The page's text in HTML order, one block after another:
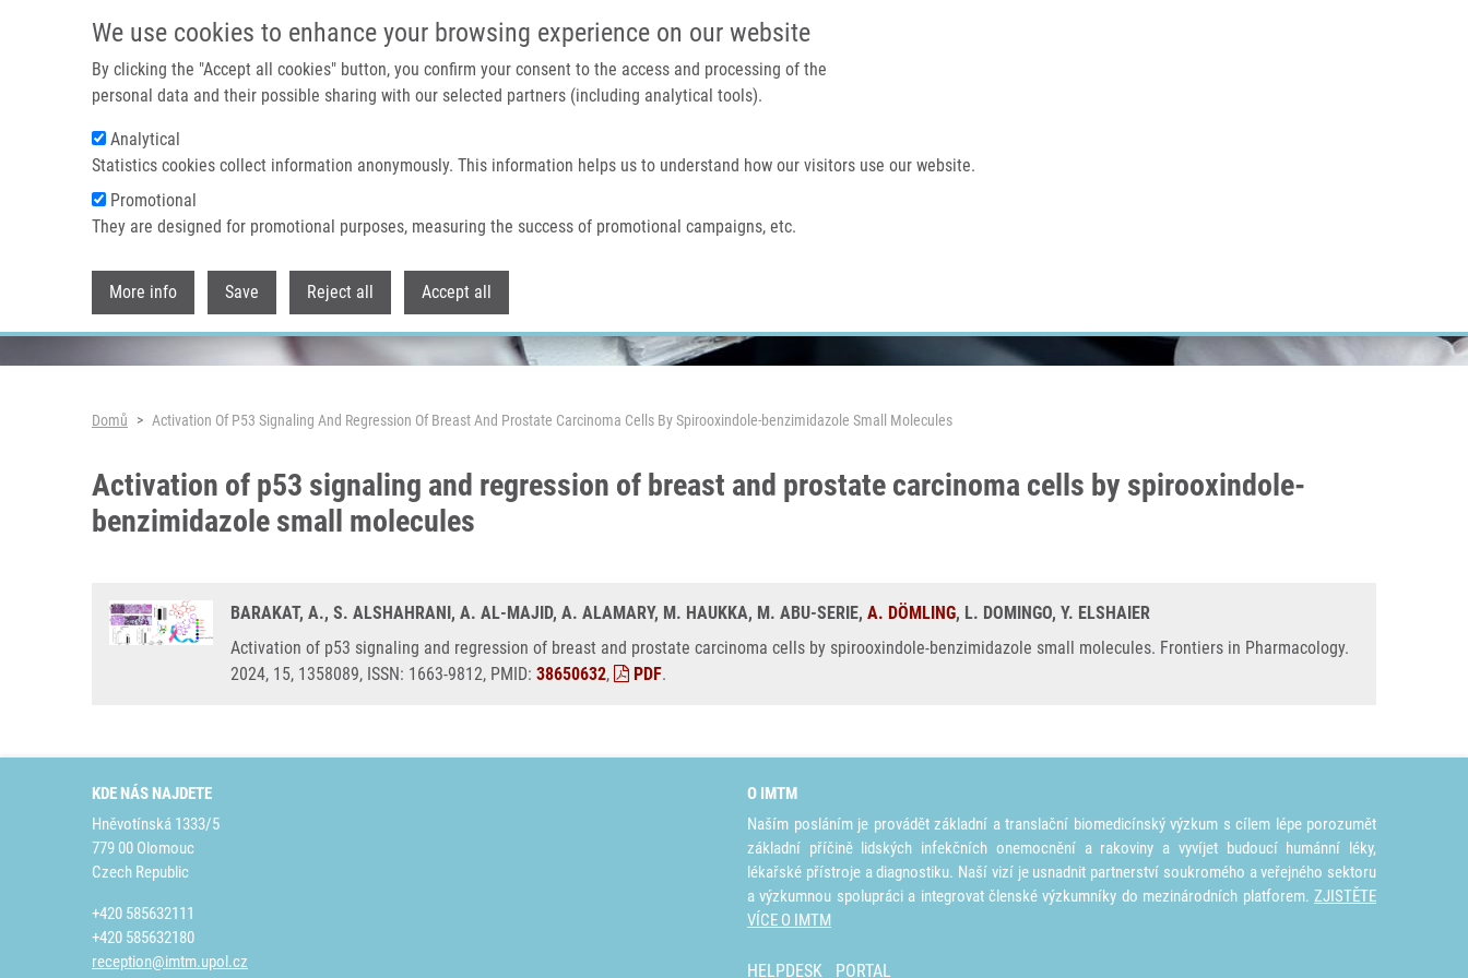
We use cookies to enhance your browsing experience on our website
By clicking the "Accept all cookies" button, you confirm your consent to the access and processing of the
personal data and their possible sharing with our selected partners (including analytical tools).
Analytical
Statistics cookies collect information anonymously. This information helps us to understand how our visitors use our website.
Promotional
They are designed for promotional purposes, measuring the success of promotional campaigns, etc.
More info Save Reject all Accept all
IMTM PORTÁL
Domů O nás
Header image
Drobečková navigace
Domů Activation Of P53 Signaling And Regression Of Breast And Prostate Carcinoma Cells By Spirooxindole-benzimidazole Small Molecules
Activation of p53 signaling and regression of breast and prostate carcinoma cells by spirooxindole-
benzimidazole small molecules
BARAKAT, A., S. ALSHAHRANI, A. AL-MAJID, A. ALAMARY, M. HAUKKA, M. ABU-SERIE, A. DÖMLING, L. DOMINGO, Y. ELSHAIER
Activation of p53 signaling and regression of breast and prostate carcinoma cells by spirooxindole-benzimidazole small molecules. Frontiers in Pharmacology.
2024, 15, 1358089, ISSN: 1663-9812, PMID: 38650632, PDF.
KDE NÁS NAJDETE
Hněvotínská 1333/5
779 00 Olomouc
Czech Republic
+420 585632111
+420 585632180
reception@imtm.upol.cz
O IMTM
Naším posláním je provádět základní a translační biomedicínský výzkum s cílem lépe porozumět
základní příčině lidských infekčních onemocnění a rakoviny a vyvíjet budoucí humánní léky,
lékařské přístroje a diagnostiku. Naší vizí je usnadnit partnerství soukromého a veřejného sektoru
a výzkumnou spolupráci a integrovat členské výzkumníky do mezinárodních platforem. ZJISTĚTE
VÍCE O IMTM
HELPDESK PORTAL